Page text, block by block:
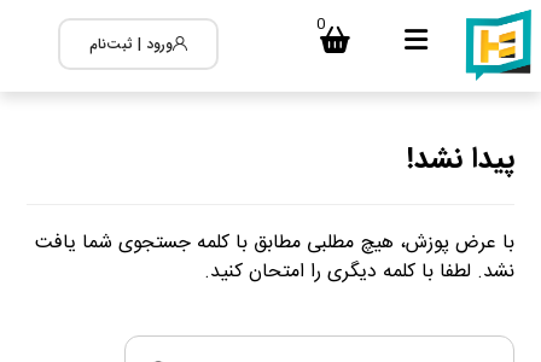
0
ورود | ثبت‌نام
پیدا نشد!
با عرض پوزش، هیچ مطلبی مطابق با کلمه جستجوی شما یافت
نشد. لطفا با کلمه دیگری را امتحان کنید.